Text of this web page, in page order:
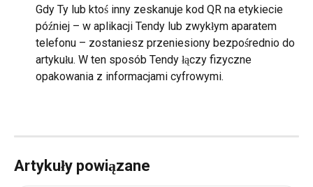
Gdy Ty lub ktoś inny zeskanuje kod QR na etykiecie
później – w aplikacji Tendy lub zwykłym aparatem
telefonu – zostaniesz przeniesiony bezpośrednio do
artykułu. W ten sposób Tendy łączy fizyczne
opakowania z informacjami cyfrowymi.
Artykuły powiązane